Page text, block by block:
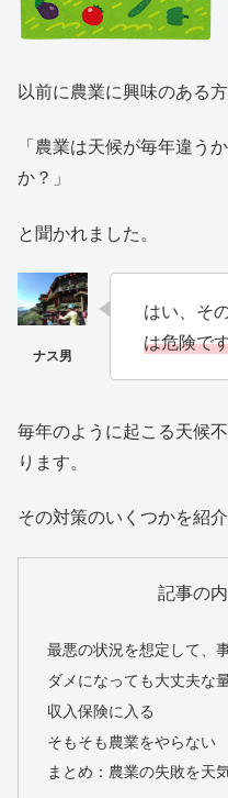
以前に農業に興味のある方
「農業は天候が毎年違う
か？」
と聞かれました。
はい、そ
は危険で
毎年のように起こる天候
ります。
その対策のいくつかを紹
記事の
最悪の状況を想定して、
ダメになっても大丈夫な
収入保険に入る
そもそも農業をやらない
まとめ：農業の失敗を天